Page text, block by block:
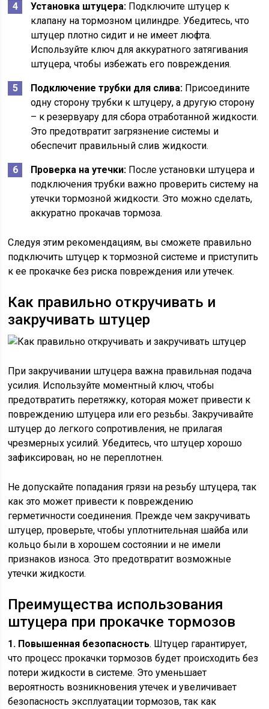
Установка штуцера: Подключите штуцер к
клапану на тормозном цилиндре. Убедитесь, что
штуцер плотно сидит и не имеет люфта.
Используйте ключ для аккуратного затягивания
штуцера, чтобы избежать его повреждения.
Подключение трубки для слива: Присоедините
одну сторону трубки к штуцеру, а другую сторону
– к резервуару для сбора отработанной жидкости.
Это предотвратит загрязнение системы и
обеспечит правильный слив жидкости.
Проверка на утечки: После установки штуцера и
подключения трубки важно проверить систему на
утечки тормозной жидкости. Это можно сделать,
аккуратно прокачав тормоза.
Следуя этим рекомендациям, вы сможете правильно
подключить штуцер к тормозной системе и приступить
к ее прокачке без риска повреждения или утечек.
Как правильно откручивать и
закручивать штуцер
При закручивании штуцера важна правильная подача
усилия. Используйте моментный ключ, чтобы
предотвратить перетяжку, которая может привести к
повреждению штуцера или его резьбы. Закручивайте
штуцер до легкого сопротивления, не прилагая
чрезмерных усилий. Убедитесь, что штуцер хорошо
зафиксирован, но не переплотнен.
Не допускайте попадания грязи на резьбу штуцера, так
как это может привести к повреждению
герметичности соединения. Прежде чем закручивать
штуцер, проверьте, чтобы уплотнительная шайба или
кольцо были в хорошем состоянии и не имели
признаков износа. Это предотвратит возможные
утечки жидкости.
Преимущества использования
штуцера при прокачке тормозов
1. Повышенная безопасность. Штуцер гарантирует,
что процесс прокачки тормозов будет происходить без
потери жидкости в системе. Это уменьшает
вероятность возникновения утечек и увеличивает
безопасность эксплуатации тормозов, так как